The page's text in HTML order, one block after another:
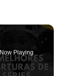
Now Playing